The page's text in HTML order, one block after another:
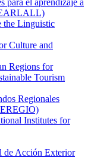
para el aprendizaje a
the Linguistic
Culture and
Regions for
Tourism
Regionales
Institutes for
de Acción Exterior